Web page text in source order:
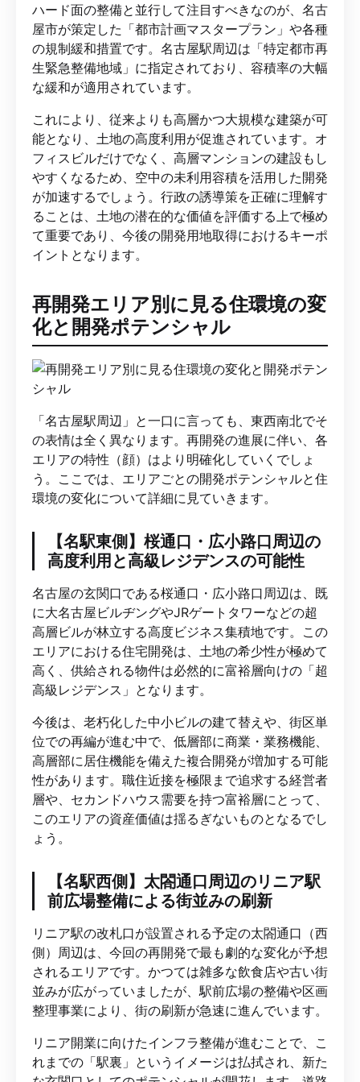
ハード面の整備と並行して注目すべきなのが、名古
屋市が策定した「都市計画マスタープラン」や各種
の規制緩和措置です。名古屋駅周辺は「特定都市再
生緊急整備地域」に指定されており、容積率の大幅
な緩和が適用されています。
これにより、従来よりも高層かつ大規模な建築が可
能となり、土地の高度利用が促進されています。オ
フィスビルだけでなく、高層マンションの建設もし
やすくなるため、空中の未利用容積を活用した開発
が加速するでしょう。行政の誘導策を正確に理解す
ることは、土地の潜在的な価値を評価する上で極め
て重要であり、今後の開発用地取得におけるキーポ
イントとなります。
再開発エリア別に見る住環境の変
化と開発ポテンシャル
「名古屋駅周辺」と一口に言っても、東西南北でそ
の表情は全く異なります。再開発の進展に伴い、各
エリアの特性（顔）はより明確化していくでしょ
う。ここでは、エリアごとの開発ポテンシャルと住
環境の変化について詳細に見ていきます。
【名駅東側】桜通口・広小路口周辺の
高度利用と高級レジデンスの可能性
名古屋の玄関口である桜通口・広小路口周辺は、既
に大名古屋ビルヂングやJRゲートタワーなどの超
高層ビルが林立する高度ビジネス集積地です。この
エリアにおける住宅開発は、土地の希少性が極めて
高く、供給される物件は必然的に富裕層向けの「超
高級レジデンス」となります。
今後は、老朽化した中小ビルの建て替えや、街区単
位での再編が進む中で、低層部に商業・業務機能、
高層部に居住機能を備えた複合開発が増加する可能
性があります。職住近接を極限まで追求する経営者
層や、セカンドハウス需要を持つ富裕層にとって、
このエリアの資産価値は揺るぎないものとなるでし
ょう。
【名駅西側】太閤通口周辺のリニア駅
前広場整備による街並みの刷新
リニア駅の改札口が設置される予定の太閤通口（西
側）周辺は、今回の再開発で最も劇的な変化が予想
されるエリアです。かつては雑多な飲食店や古い街
並みが広がっていましたが、駅前広場の整備や区画
整理事業により、街の刷新が急速に進んでいます。
リニア開業に向けたインフラ整備が進むことで、こ
れまでの「駅裏」というイメージは払拭され、新た